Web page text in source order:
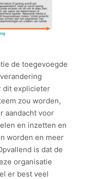
de toegevoegde
dit explicieter
zou worden,
aandacht voor
en inzetten en
worden en meer
is dat de
organisatie
er best veel